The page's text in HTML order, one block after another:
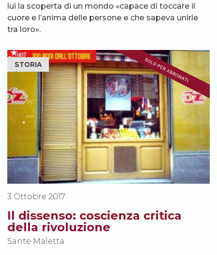
lui la scoperta di un mondo «capace di toccare il
cuore e l’anima delle persone e che sapeva unirle
tra loro».
STORIA
3 Ottobre 2017
Il dissenso: coscienza critica
della rivoluzione
Sante Maletta